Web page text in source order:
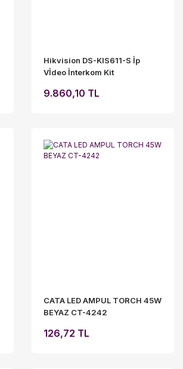
Hikvision DS-KIS611-S İp
Vİdeo İnterkom Kit
9.860,10 TL
CATA LED AMPUL TORCH 45W
BEYAZ CT-4242
126,72 TL